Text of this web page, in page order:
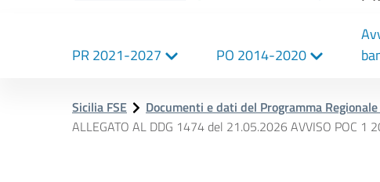
Navigazione
principale
PR 2021-2027 PO 2014-2020
Sicilia FSE
Documenti e dati del Programma
ALLEGATO AL DDG 1474 del 21.05.2026 AVVISO POC 1